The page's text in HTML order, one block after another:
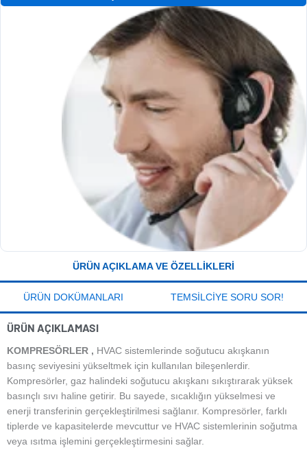
ÜRÜN AÇIKLAMA VE ÖZELLIKLERI
ÜRÜN DOKÜMANLARI TEMSILCIYE SORU SOR!
ÜRÜN AÇIKLAMASI
KOMPRESÖRLER , HVAC sistemlerinde soğutucu akışkanın
basınç seviyesini yükseltmek için kullanılan bileşenlerdir.
Kompresörler, gaz halindeki soğutucu akışkanı sıkıştırarak yüksek
basınçlı sıvı haline getirir. Bu sayede, sıcaklığın yükselmesi ve
enerji transferinin gerçekleştirilmesi sağlanır. Kompresörler, farklı
tiplerde ve kapasitelerde mevcuttur ve HVAC sistemlerinin soğutma
veya ısıtma işlemini gerçekleştirmesini sağlar.